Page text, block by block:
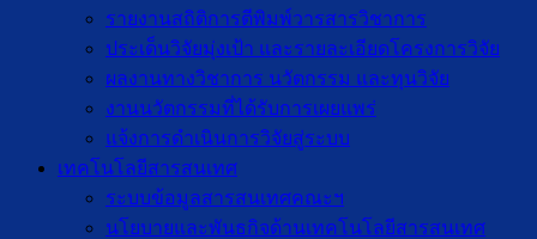
รายงานสถิติการตีพิมพ์วารสารวิชาการ
ประเด็นวิจัยมุ่งเป้า และรายละเอียดโครงการวิจัย
ผลงานทางวิชาการ นวัตกรรม และทุนวิจัย
งานนวัตกรรมที่ได้รับการเผยแพร่
แจ้งการดำเนินการวิจัยสู่ระบบ
เทคโนโลยีสารสนเทศ
ระบบข้อมูลสารสนเทศคณะฯ
นโยบายและพันธกิจด้านเทคโนโลยีสารสนเทศ